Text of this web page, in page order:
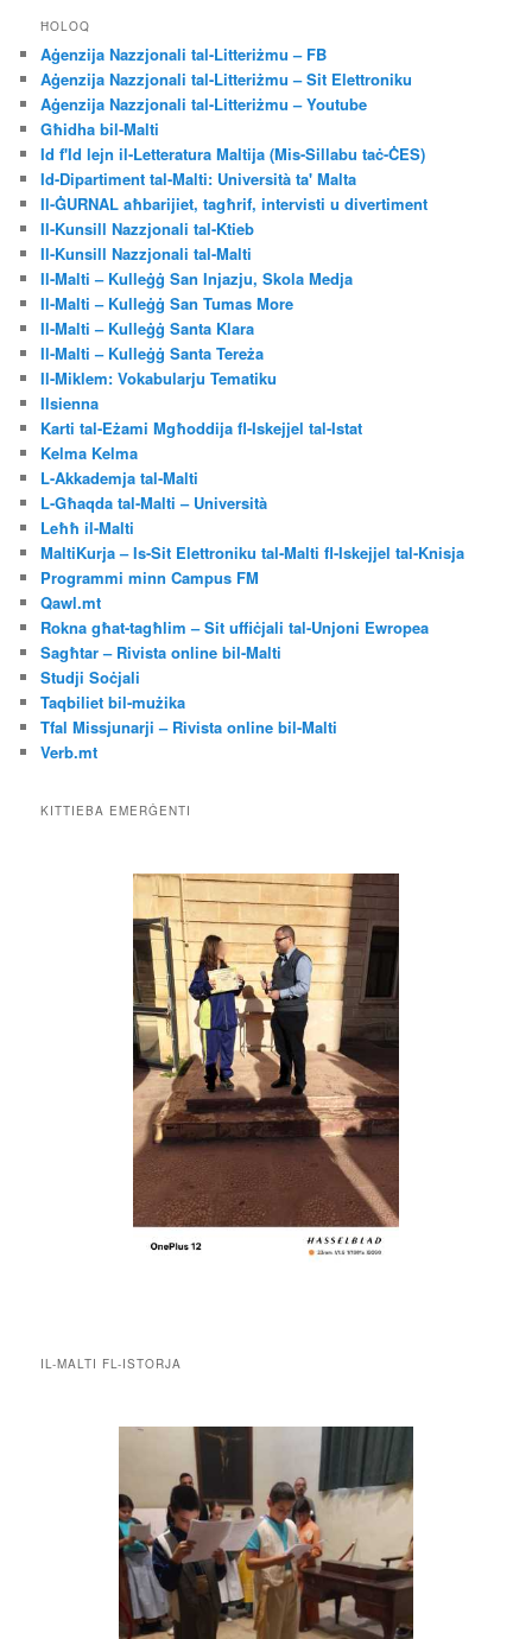
ĦOLOQ
Aġenzija Nazzjonali tal-Litteriżmu – FB
Aġenzija Nazzjonali tal-Litteriżmu – Sit Elettroniku
Aġenzija Nazzjonali tal-Litteriżmu – Youtube
Għidha bil-Malti
Id f'Id lejn il-Letteratura Maltija (Mis-Sillabu taċ-ĊES)
Id-Dipartiment tal-Malti: Università ta' Malta
Il-ĠURNAL aħbarijiet, tagħrif, intervisti u divertiment
Il-Kunsill Nazzjonali tal-Ktieb
Il-Kunsill Nazzjonali tal-Malti
Il-Malti – Kulleġġ San Injazju, Skola Medja
Il-Malti – Kulleġġ San Tumas More
Il-Malti – Kulleġġ Santa Klara
Il-Malti – Kulleġġ Santa Tereża
Il-Miklem: Vokabularju Tematiku
Ilsienna
Karti tal-Eżami Mgħoddija fl-Iskejjel tal-Istat
Kelma Kelma
L-Akkademja tal-Malti
L-Għaqda tal-Malti – Università
Leħħ il-Malti
MaltiKurja – Is-Sit Elettroniku tal-Malti fl-Iskejjel tal-Knisja
Programmi minn Campus FM
Qawl.mt
Rokna għat-tagħlim – Sit uffiċjali tal-Unjoni Ewropea
Sagħtar – Rivista online bil-Malti
Studji Soċjali
Taqbiliet bil-mużika
Tfal Missjunarji – Rivista online bil-Malti
Verb.mt
KITTIEBA EMERĠENTI
IL-MALTI FL-ISTORJA